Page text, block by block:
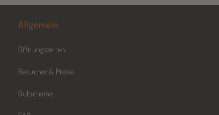
Allgemein
Öffnungszeiten
Besucher & Preise
Gutscheine